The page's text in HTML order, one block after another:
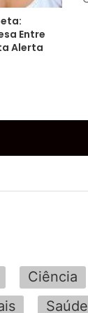
Entre
Alerta
Ciência
Saúde